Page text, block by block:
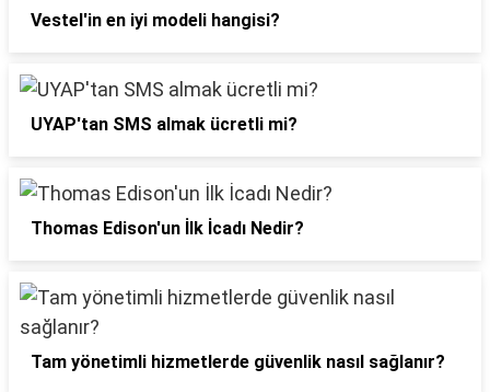
Vestel'in en iyi modeli hangisi?
UYAP'tan SMS almak ücretli mi?
Thomas Edison'un İlk İcadı Nedir?
Tam yönetimli hizmetlerde güvenlik nasıl sağlanır?